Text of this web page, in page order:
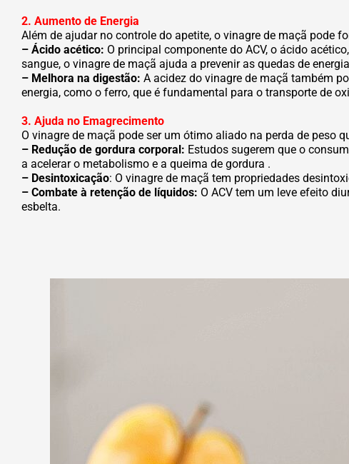
2. Aumento de Energia
Além de ajudar no controle do apetite, o vinagre de maçã pode
– Ácido acético: O principal componente do ACV, o ácido
sangue, o vinagre de maçã ajuda a prevenir as quedas de
– Melhora na digestão: A acidez do vinagre de maçã também
energia, como o ferro, que é fundamental para o transporte de
3. Ajuda no Emagrecimento
O vinagre de maçã pode ser um ótimo aliado na perda de peso
– Redução de gordura corporal: Estudos sugerem que o
a acelerar o metabolismo e a queima de gordura .
– Desintoxicação: O vinagre de maçã tem propriedades
– Combate à retenção de líquidos: O ACV tem um leve efeito
esbelta.